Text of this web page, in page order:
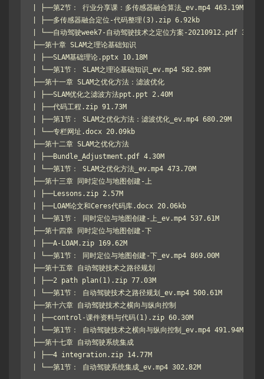
| ├──第2节： 行业分享课：多传感器融合算法_ev.mp4 463.19M
| ├──多传感器融合定位-代码整理(3).zip 6.92kb
| └──自动驾驶week7-自动驾驶技术之定位方案-20210912.pdf
├──第十章 SLAM之理论基础知识
| ├──SLAM基础理论.pptx 10.18M
| └──第1节： SLAM之理论基础知识_ev.mp4 582.89M
├──第十一章 SLAM之优化方法：滤波优化
| ├──SLAM优化之滤波方法ppt.ppt 2.40M
| ├──代码工程.zip 91.73M
| ├──第1节： SLAM之优化方法：滤波优化_ev.mp4 680.29M
| └──专栏网址.docx 20.09kb
├──第十二章 SLAM之优化方法
| ├──Bundle_Adjustment.pdf 4.30M
| └──第1节： SLAM之优化方法_ev.mp4 473.70M
├──第十三章 同时定位与地图创建-上
| ├──Lessons.zip 2.57M
| ├──LOAM论文和Ceres代码库.docx 20.06kb
| └──第1节： 同时定位与地图创建-上_ev.mp4 537.61M
├──第十四章 同时定位与地图创建-下
| ├──A-LOAM.zip 169.62M
| └──第1节： 同时定位与地图创建-下_ev.mp4 869.00M
├──第十五章 自动驾驶技术之路径规划
| ├──2 path plan(1).zip 77.03M
| └──第1节： 自动驾驶技术之路径规划_ev.mp4 500.61M
├──第十六章 自动驾驶技术之横向与纵向控制
| ├──control-课件资料与代码(1).zip 60.30M
| └──第1节： 自动驾驶技术之横向与纵向控制_ev.mp4 491.94M
├──第十七章 自动驾驶系统集成
| ├──4 integration.zip 14.77M
| └──第1节： 自动驾驶系统集成_ev.mp4 302.82M